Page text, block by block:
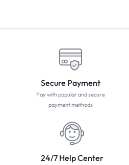
Secure Payment
Pay with popular and secure
payment methods
24/7 Help Center